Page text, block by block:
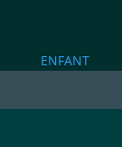
ENFANT